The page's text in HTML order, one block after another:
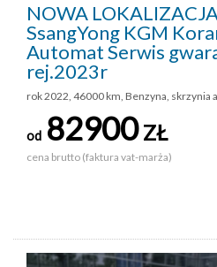
NOWA
SsangYong KGM
Automat Serwis
rej.2023r
rok 2022, 46000 km, Benzyna, skrzynia
od 82900ZŁ
cena brutto (faktura vat-marża)